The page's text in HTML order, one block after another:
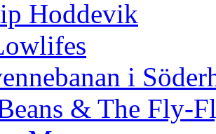
Hoddevik
i
& The Fly-